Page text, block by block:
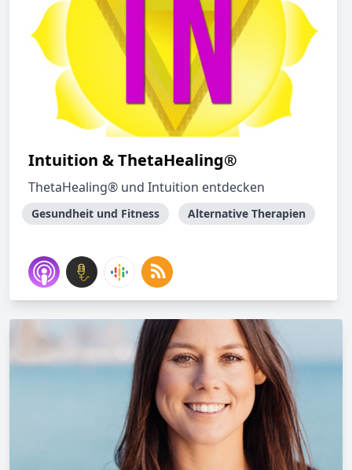
Intuition & ThetaHealing®
ThetaHealing® und Intuition entdecken
Gesundheit und Fitness Alternative Therapien